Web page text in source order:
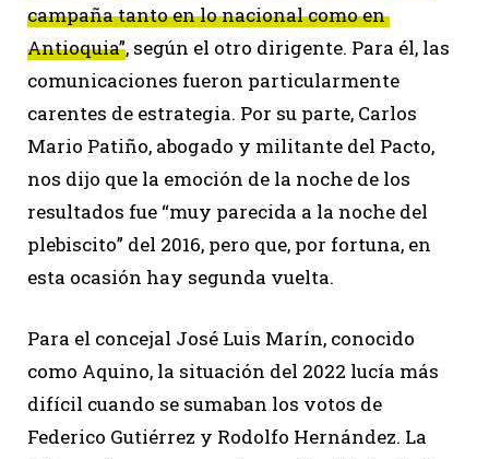
campaña tanto en lo nacional como en
Antioquia”, según el otro dirigente. Para él, las
comunicaciones fueron particularmente
carentes de estrategia. Por su parte, Carlos
Mario Patiño, abogado y militante del Pacto,
nos dijo que la emoción de la noche de los
resultados fue “muy parecida a la noche del
plebiscito” del 2016, pero que, por fortuna, en
esta ocasión hay segunda vuelta.
Para el concejal José Luis Marín, conocido
como Aquino, la situación del 2022 lucía más
difícil cuando se sumaban los votos de
Federico Gutiérrez y Rodolfo Hernández. La